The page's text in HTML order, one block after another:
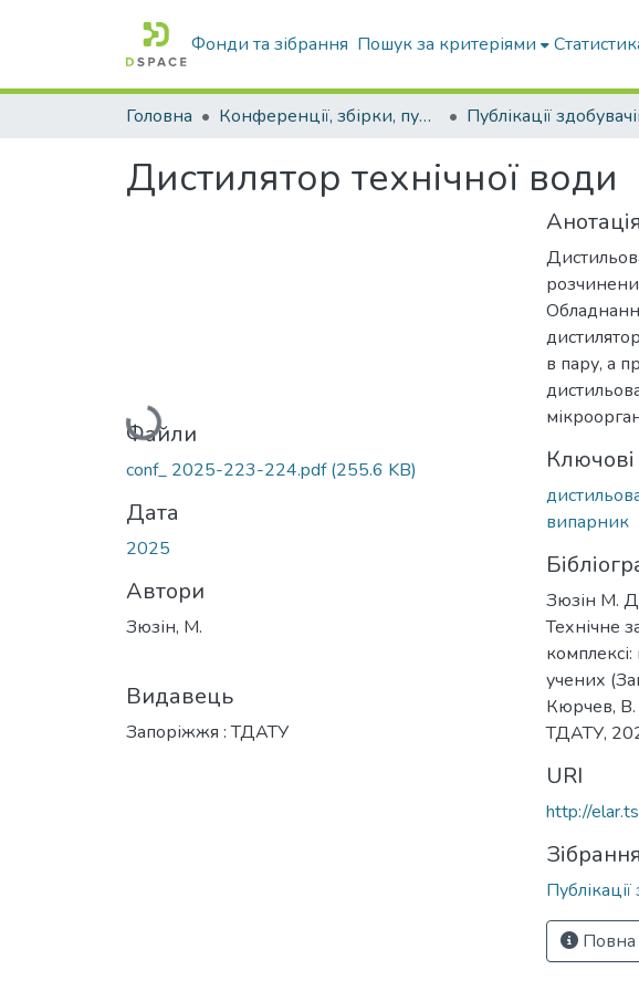
Фонди та зібрання Пошук за критеріями
Головна Конференції, збірки, публікації молодих вчених і здобувачів : магістрів, бакалаврів, аспірантів.
Дистилятор технічної води
Вантажиться...
Файли
conf_ 2025-223-224.pdf(255.6 KB)
Дата
2025
Автори
Зюзін, М.
Видавець
Запоріжжя : ТДАТУ
Анотація
в пару, а
випарник
Зюзін М.
Технічне
учених
Кюрчев, В.
ТДАТУ,
URI
http://
Зібрання
Публікації
Повна